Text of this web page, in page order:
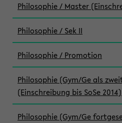
Philosophie / Master
Philosophie / Sek II
Philosophie / Promotion
Philosophie (Gym/Ge als
(Einschreibung bis SoSe 2014)
Philosophie (Gym/Ge